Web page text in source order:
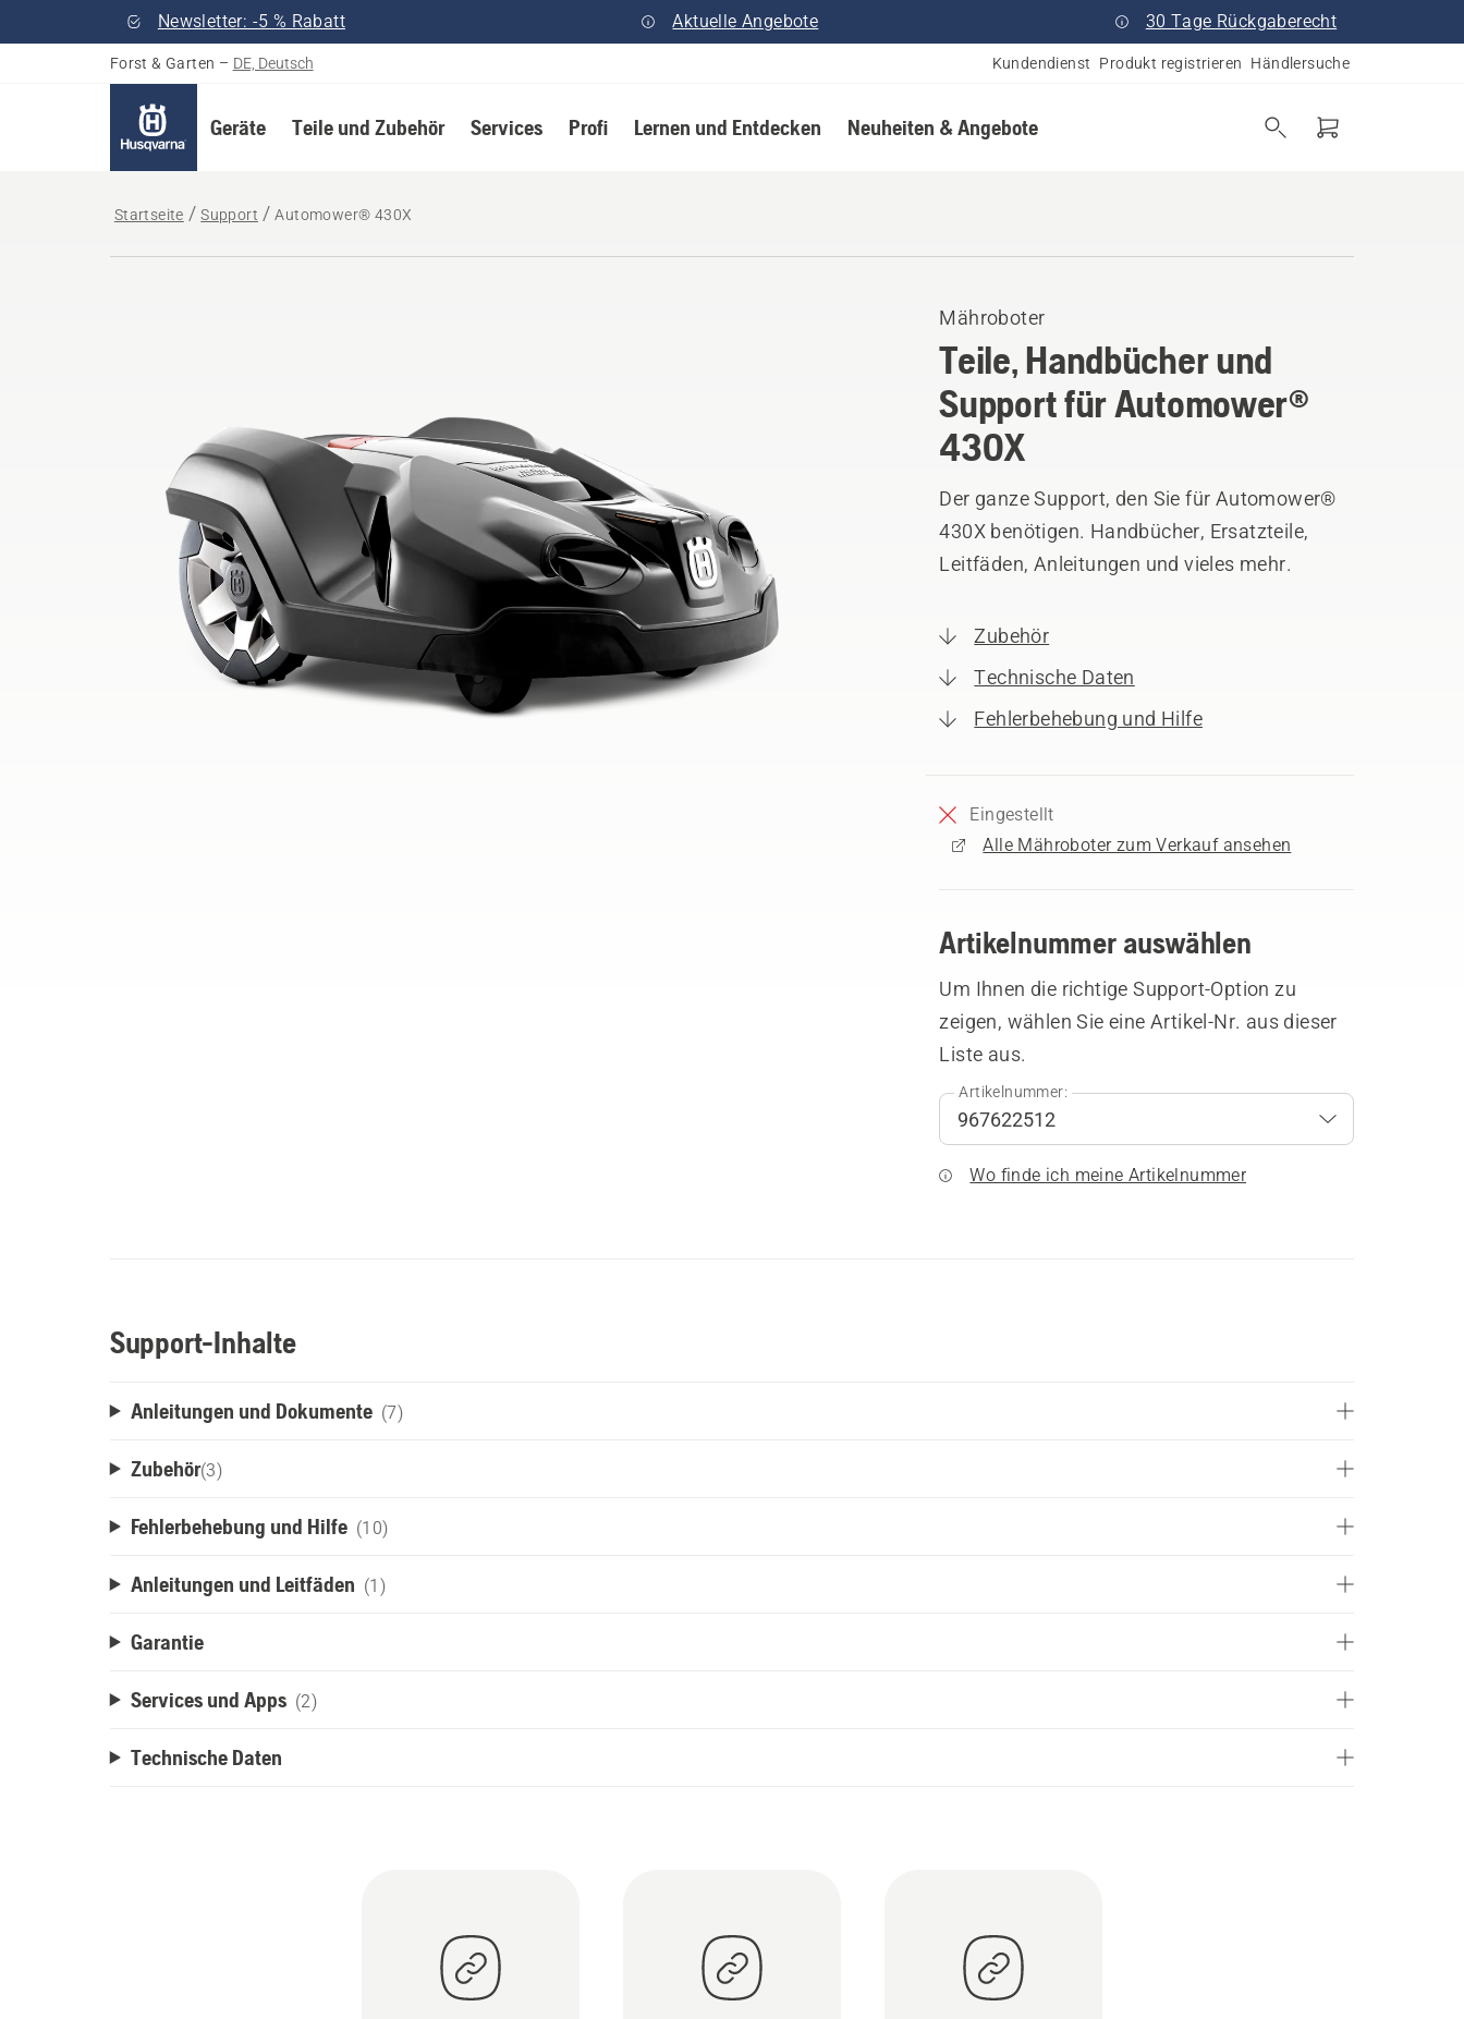
Newsletter: -5 % Rabatt Aktuelle Angebote 30 Tage Rückgaberecht
Forst & Garten – DE, Deutsch Kundendienst Produkt registrieren Händlersuche
Geräte Teile und Zubehör Services Profi Lernen und Entdecken Neuheiten & Angebote
Startseite Support Automower® 430X
Mähroboter
Teile, Handbücher und
Support für Automower®
430X
Der ganze Support, den Sie für Automower®
430X benötigen. Handbücher, Ersatzteile,
Leitfäden, Anleitungen und vieles mehr.
Zubehör
Technische Daten
Fehlerbehebung und Hilfe
Eingestellt
Alle Mähroboter zum Verkauf ansehen
Artikelnummer auswählen
Um Ihnen die richtige Support-Option zu
zeigen, wählen Sie eine Artikel-Nr. aus dieser
Liste aus.
Artikelnummer:
Wo finde ich meine Artikelnummer
Support-Inhalte
Anleitungen und Dokumente (7)
Zubehör(3)
Fehlerbehebung und Hilfe (10)
Anleitungen und Leitfäden (1)
Garantie
Services und Apps (2)
Technische Daten